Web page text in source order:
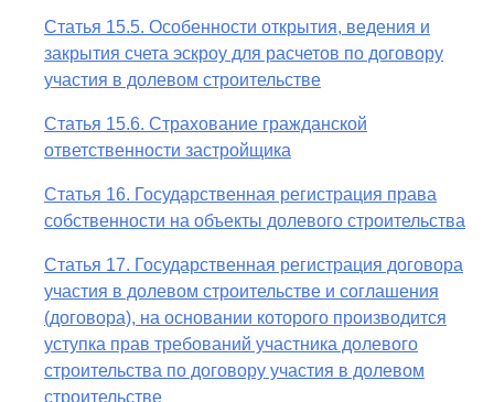
Статья 15.5. Особенности открытия, ведения и
закрытия счета эскроу для расчетов по договору
участия в долевом строительстве
Статья 15.6. Страхование гражданской
ответственности застройщика
Статья 16. Государственная регистрация права
собственности на объекты долевого строительства
Статья 17. Государственная регистрация договора
участия в долевом строительстве и соглашения
(договора), на основании которого производится
уступка прав требований участника долевого
строительства по договору участия в долевом
строительстве